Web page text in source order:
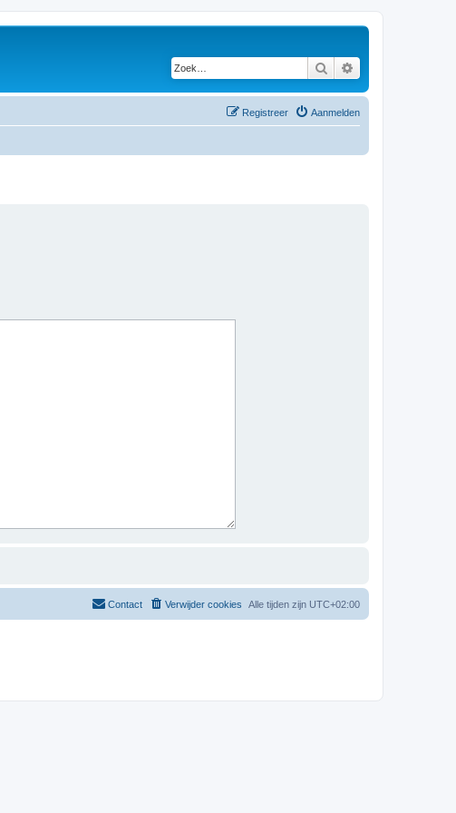
Zoek
Aanmelden
Registreer
Alle tijden zijn UTC+02:00
Verwijder cookies
Contact